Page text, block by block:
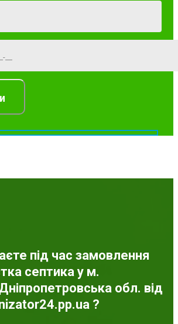
під час замовлення
септика у м.
обл. від
?